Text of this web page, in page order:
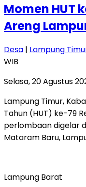
Momen HUT
Areng
Desa | Lampung
WIB
Selasa, 20 Agustus
Lampung Timur,
Tahun (HUT) ke-79
perlombaan digelar
Mataram Baru,
Lampung Barat